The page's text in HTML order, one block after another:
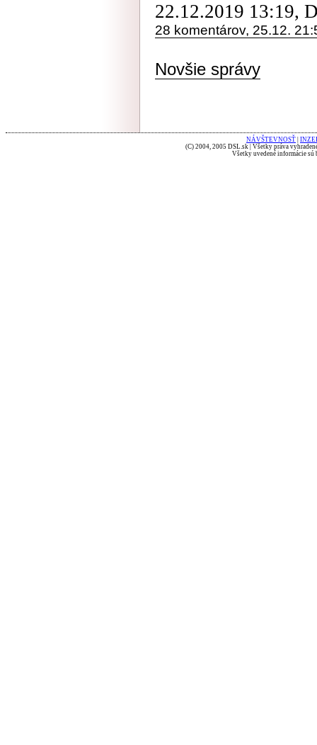
22.12.2019 13:19,
28 komentárov, 25.12.
Novšie správy
NÁVŠTEVNOSŤ
(C) 2004, 2005 DSL.sk | Všetky práva
Všetky uvedené informácie sú